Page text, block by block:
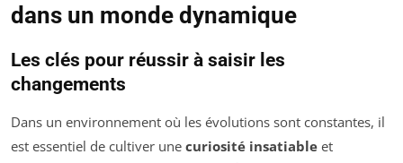
dans un monde dynamique
Les clés pour réussir à saisir les
changements
Dans un environnement où les évolutions sont constantes, il
est essentiel de cultiver une curiosité insatiable et